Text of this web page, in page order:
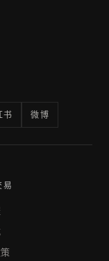
书 微博
易